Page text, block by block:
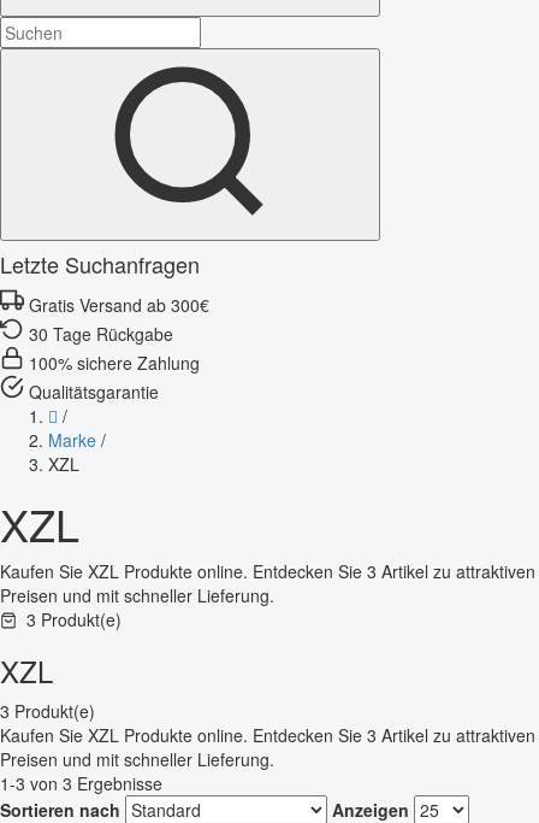
Letzte Suchanfragen
Gratis Versand ab 300€
30 Tage Rückgabe
100% sichere Zahlung
Qualitätsgarantie
/
Marke /
XZL
XZL
Kaufen Sie XZL Produkte online. Entdecken Sie 3 Artikel zu attraktiven
Preisen und mit schneller Lieferung.
3 Produkt(e)
XZL
3 Produkt(e)
Kaufen Sie XZL Produkte online. Entdecken Sie 3 Artikel zu attraktiven
Preisen und mit schneller Lieferung.
1-3 von 3 Ergebnisse
Sortieren nach
Anzeigen